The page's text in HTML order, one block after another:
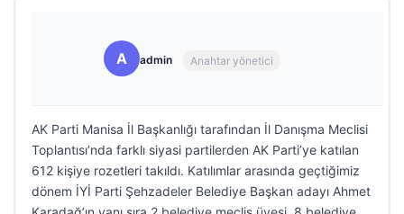
A admin Anahtar yönetici
AK Parti Manisa İl Başkanlığı tarafından İl Danışma Meclisi
Toplantısı’nda farklı siyasi partilerden AK Parti’ye katılan
612 kişiye rozetleri takıldı. Katılımlar arasında geçtiğimiz
dönem İYİ Parti Şehzadeler Belediye Başkan adayı Ahmet